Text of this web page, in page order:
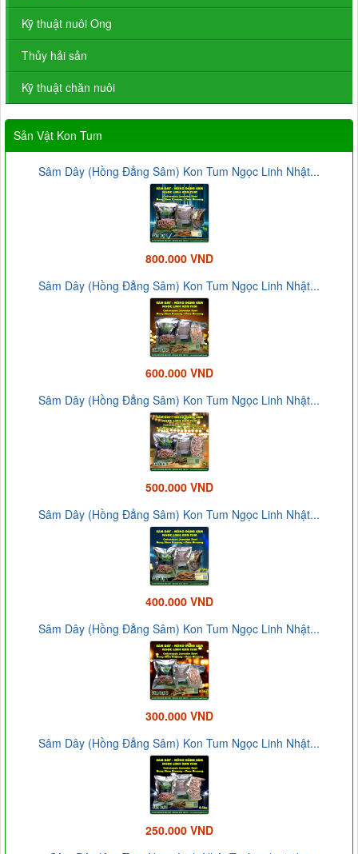
Kỹ thuật nuôi Ong
Thủy hải sản
Kỹ thuật chăn nuôi
Sản Vật Kon Tum
Sâm Dây (Hồng Đẳng Sâm) Kon Tum Ngọc Linh Nhật...
800.000 VND
Sâm Dây (Hồng Đẳng Sâm) Kon Tum Ngọc Linh Nhật...
600.000 VND
Sâm Dây (Hồng Đẳng Sâm) Kon Tum Ngọc Linh Nhật...
500.000 VND
Sâm Dây (Hồng Đẳng Sâm) Kon Tum Ngọc Linh Nhật...
400.000 VND
Sâm Dây (Hồng Đẳng Sâm) Kon Tum Ngọc Linh Nhật...
300.000 VND
Sâm Dây (Hồng Đẳng Sâm) Kon Tum Ngọc Linh Nhật...
250.000 VND